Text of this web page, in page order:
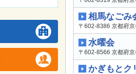
相馬なごみ
〒602-8386 京都府
水曜会
〒602-8566 京都府
かぎもと